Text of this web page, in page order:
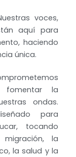
voces,
aquí para
haciendo
única.
la
ondas.
para
tocando
la
la salud y la